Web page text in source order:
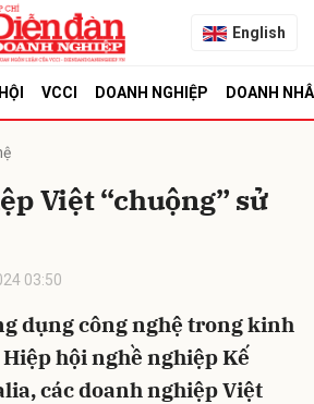
English
VCCI DOANH NGHIỆP DOANH
Việt “chuộng” sử
03:50
dụng công nghệ trong kinh
hội nghề nghiệp Kế
các doanh nghiệp Việt
Hủy